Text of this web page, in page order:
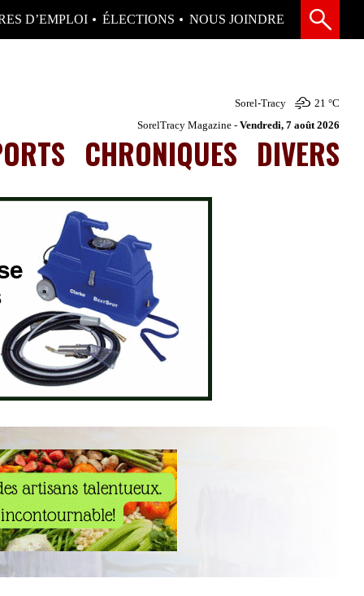
D’EMPLOI ÉLECTIONS NOUS JOINDRE
Sorel-Tracy 21 °C
SorelTracy Magazine - Vendredi, 7 août 2026
CHRONIQUES DIVERS